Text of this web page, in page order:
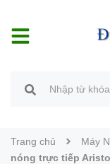
Trang chủ Máy
nóng trực tiếp